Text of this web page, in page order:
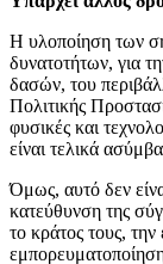
Η υλοποίηση των
δυνατοτήτων, για
δασών, του
Πολιτικής
φυσικές και
είναι τελικά
Όμως, αυτό δεν
κατεύθυνση της
το κράτος τους, την